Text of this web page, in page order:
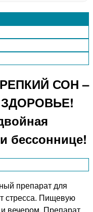
СОН –
бессоннице!
препарат для
стресса. Пищевую